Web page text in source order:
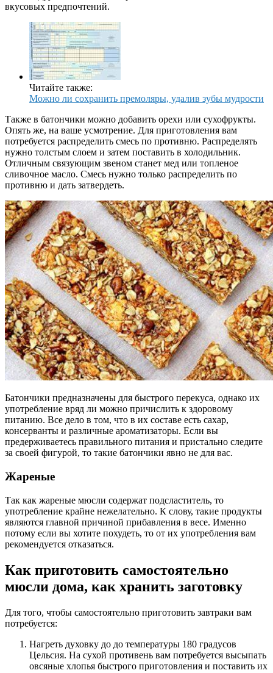
вкусовых предпочтений.
Читайте также:
Можно ли сохранить премоляры, удалив зубы мудрости
Также в батончики можно добавить орехи или сухофрукты.
Опять же, на ваше усмотрение. Для приготовления вам
потребуется распределить смесь по противню. Распределять
нужно толстым слоем и затем поставить в холодильник.
Отличным связующим звеном станет мед или топленое
сливочное масло. Смесь нужно только распределить по
противню и дать затвердеть.
Батончики предназначены для быстрого перекуса, однако их
употребление вряд ли можно причислить к здоровому
питанию. Все дело в том, что в их составе есть сахар,
консерванты и различные ароматизаторы. Если вы
предерживаетесь правильного питания и пристально следите
за своей фигурой, то такие батончики явно не для вас.
Жареные
Так как жареные мюсли содержат подсластитель, то
употребление крайне нежелательно. К слову, такие продукты
являются главной причиной прибавления в весе. Именно
потому если вы хотите похудеть, то от их употребления вам
рекомендуется отказаться.
Как приготовить самостоятельно
мюсли дома, как хранить заготовку
Для того, чтобы самостоятельно приготовить завтраки вам
потребуется:
Нагреть духовку до до температуры 180 градусов
Цельсия. На сухой противень вам потребуется высыпать
овсяные хлопья быстрого приготовления и поставить их